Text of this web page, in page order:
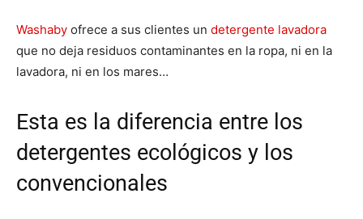
Washaby ofrece a sus clientes un detergente lavadora
que no deja residuos contaminantes en la ropa, ni en la
lavadora, ni en los mares…
Esta es la diferencia entre los
detergentes ecológicos y los
convencionales